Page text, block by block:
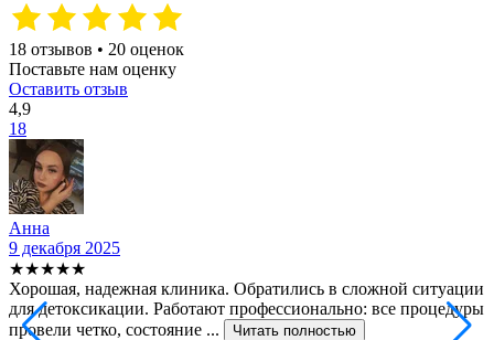
18 отзывов • 20 оценок
Поставьте нам оценку
Оставить отзыв
4,9
18
Анна
9 декабря 2025
★★★★★
Хорошая, надежная клиника. Обратились в сложной ситуации
для детоксикации. Работают профессионально: все процедуры
провели четко, состояние ...
Читать полностью